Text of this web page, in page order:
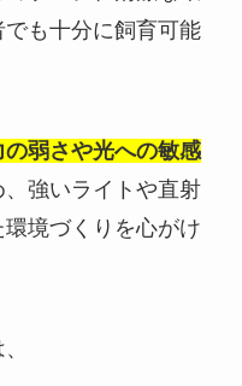
も十分に飼育可能
の弱さや光への敏感
、強いライトや直射
境づくりを心がけ